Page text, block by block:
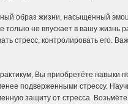
образ жизни, насыщенный
только не впускает в вашу жизнь
стресс, контролировать его.
Вы приобретёте навыки
подверженными стрессу.
защиту от стресса.